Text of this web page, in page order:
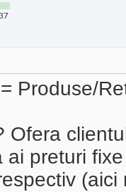
Produse/
Ofera
ai preturi